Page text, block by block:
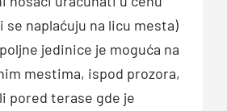
se naplaćuju na licu mesta)
jedinice je moguća na
mestima, ispod prozora,
pored terase gde je